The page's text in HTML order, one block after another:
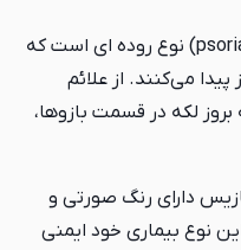
یکی دیگر از انواع پسوریازیس (psoriasis) نوع روده ای است که
پیدا می‌کنند. از علائم
لکه‌ در قسمت‌ بازوها،
دارای رنگ صورتی و
نوع بیماری خود ایمنی